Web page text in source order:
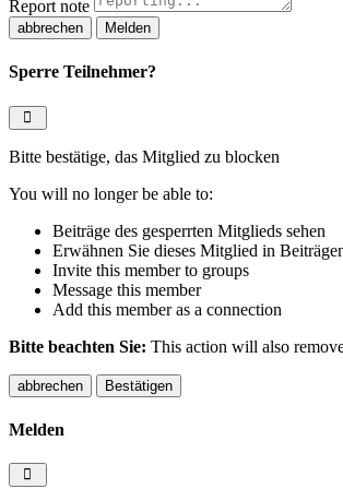
Report note
Melden
Sperre Teilnehmer?
Bitte bestätige, das Mitglied zu blocken
You will no longer be able to:
Beiträge des gesperrten Mitglieds sehen
Erwähnen Sie dieses Mitglied in
Invite this member to groups
Message this member
Add this member as a connection
Bitte beachten Sie: This action will also
Bestätigen
Melden